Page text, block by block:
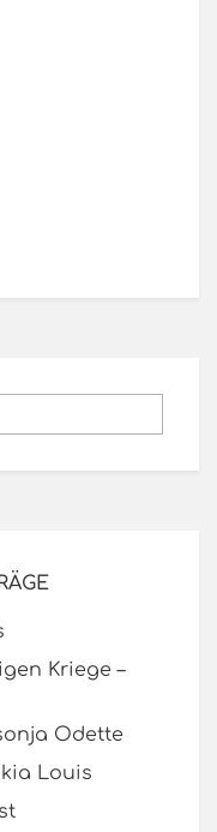
Kriege –
Odette
Louis